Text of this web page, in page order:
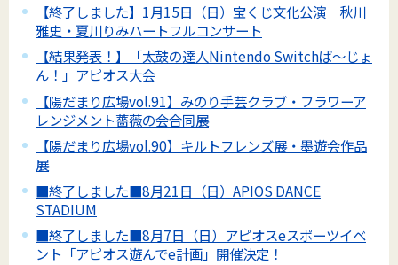
【終了しました】1月15日（日）宝くじ文化公演 秋川
雅史・夏川りみハートフルコンサート
【結果発表！】「太鼓の達人Nintendo Switchば～じょ
ん！」アピオス大会
【陽だまり広場vol.91】みのり手芸クラブ・フラワーア
レンジメント薔薇の会合同展
【陽だまり広場vol.90】キルトフレンズ展・墨遊会作品
展
■終了しました■8月21日（日）APIOS DANCE
STADIUM
■終了しました■8月7日（日）アピオスeスポーツイベ
ント「アピオス遊んでe計画」開催決定！